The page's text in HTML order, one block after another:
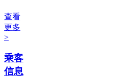
查看
更多
>
乘客
信息